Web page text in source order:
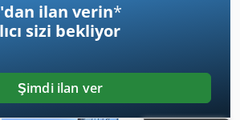
ilan verin*
sizi bekliyor
Şimdi ilan ver